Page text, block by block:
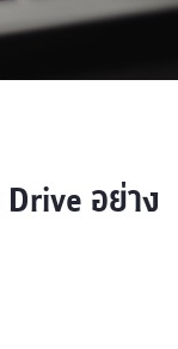
อย่าง